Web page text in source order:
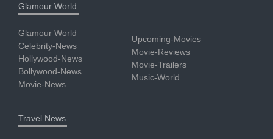
Glamour World
Glamour World
Celebrity-News
Hollywood-News
Bollywood-News
Movie-News
Upcoming-Movies
Movie-Reviews
Movie-Trailers
Music-World
Travel News